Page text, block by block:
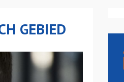
GEBIED